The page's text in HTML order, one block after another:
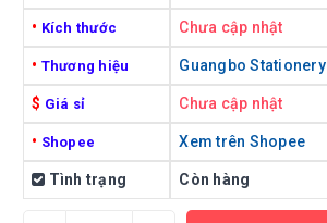
• Kích thước Chưa cập nhật
• Thương hiệu Guangbo Stationery
$ Giá sỉ Chưa cập nhật
• Shopee Xem trên Shopee
Tình trạng Còn hàng